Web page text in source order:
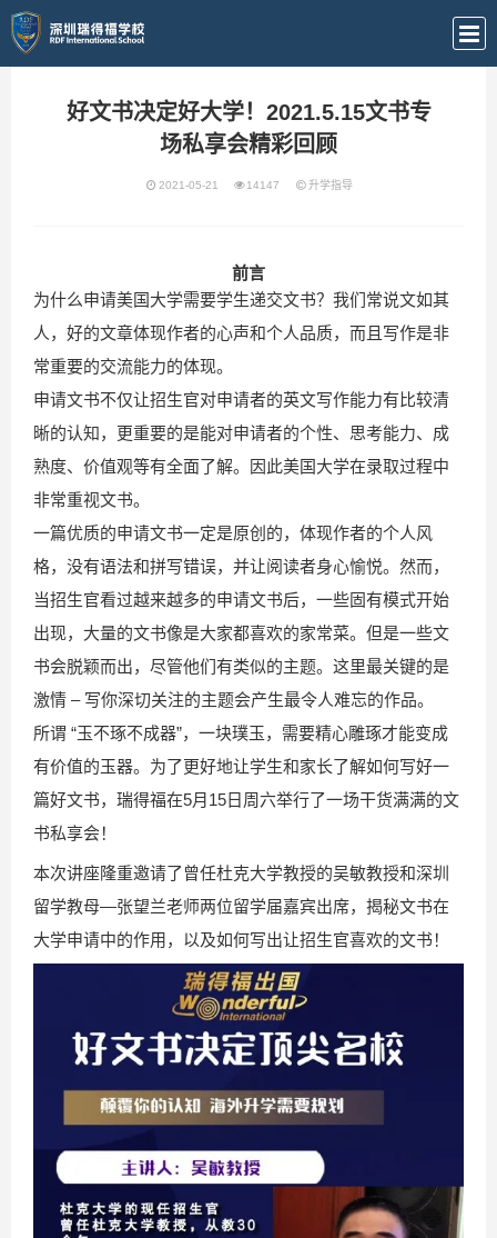
好文书决定好大学！2021.5.15文书专
场私享会精彩回顾
2021-05-21 14147 升学指导
前言
为什么申请美国大学需要学生递交文书？我们常说文如其
人，好的文章体现作者的心声和个人品质，而且写作是非
常重要的交流能力的体现。
申请文书不仅让招生官对申请者的英文写作能力有比较清
晰的认知，更重要的是能对申请者的个性、思考能力、成
熟度、价值观等有全面了解。因此美国大学在录取过程中
非常重视文书。
一篇优质的申请文书一定是原创的，体现作者的个人风
格，没有语法和拼写错误，并让阅读者身心愉悦。然而，
当招生官看过越来越多的申请文书后，一些固有模式开始
出现，大量的文书像是大家都喜欢的家常菜。但是一些文
书会脱颖而出，尽管他们有类似的主题。这里最关键的是
激情 – 写你深切关注的主题会产生最令人难忘的作品。
所谓 “玉不琢不成器”，一块璞玉，需要精心雕琢才能变成
有价值的玉器。为了更好地让学生和家长了解如何写好一
篇好文书，瑞得福在5月15日周六举行了一场干货满满的文
书私享会！
本次讲座隆重邀请了曾任杜克大学教授的吴敏教授和深圳
留学教母—张望兰老师两位留学届嘉宾出席，揭秘文书在
大学申请中的作用，以及如何写出让招生官喜欢的文书！